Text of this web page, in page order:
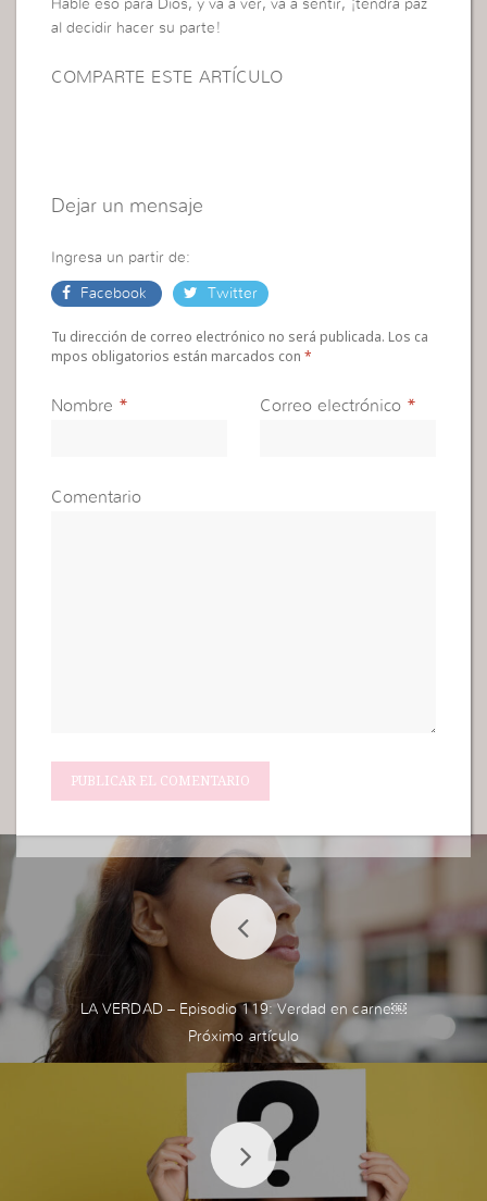
Hable eso para Dios, y va a ver, va a sentir, ¡tendrá paz
al decidir hacer su parte!
COMPARTE ESTE ARTÍCULO
Dejar un mensaje
Ingresa un partir de:
Facebook Twitter
Tu dirección de correo electrónico no será publicada. Los ca
mpos obligatorios están marcados con*
Nombre * Correo electrónico *
Comentario
LA VERDAD – Episodio 119: Verdad en carne￼